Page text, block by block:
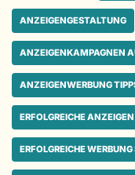
ANZEIGENGESTALTUNG
ANZEIGENKAMPAGNEN
ANZEIGENWERBUNG
ERFOLGREICHE ANZEIGEN
ERFOLGREICHE